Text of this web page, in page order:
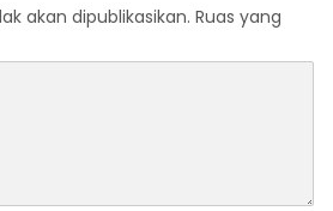
akan dipublikasikan. Ruas yang